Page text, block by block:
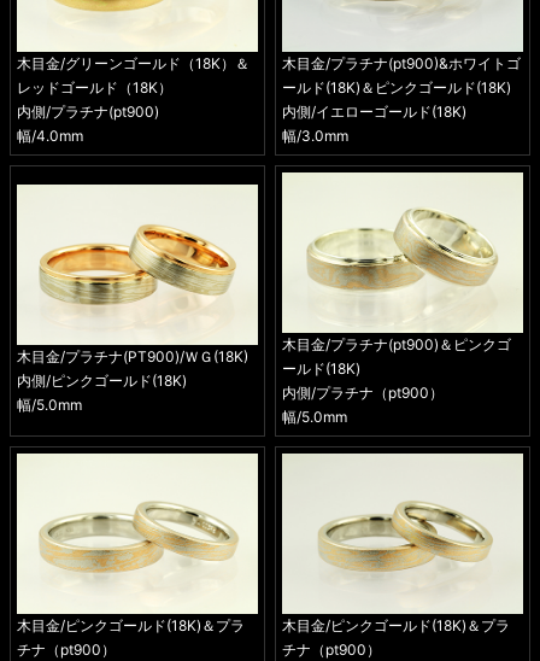
木目金/グリーンゴールド（18K）＆
レッドゴールド（18K）
内側/プラチナ(pt900)
幅/4.0mm
木目金/プラチナ(pt900)&ホワイトゴ
ールド(18K)＆ピンクゴールド(18K)
内側/イエローゴールド(18K)
幅/3.0mm
木目金/プラチナ(PT900)/ＷＧ(18K)
内側/ピンクゴールド(18K)
幅/5.0mm
木目金/プラチナ(pt900)＆ピンクゴ
ールド(18K)
内側/プラチナ（pt900）
幅/5.0mm
木目金/ピンクゴールド(18K)＆プラ
チナ（pt900）
木目金/ピンクゴールド(18K)＆プラ
チナ（pt900）